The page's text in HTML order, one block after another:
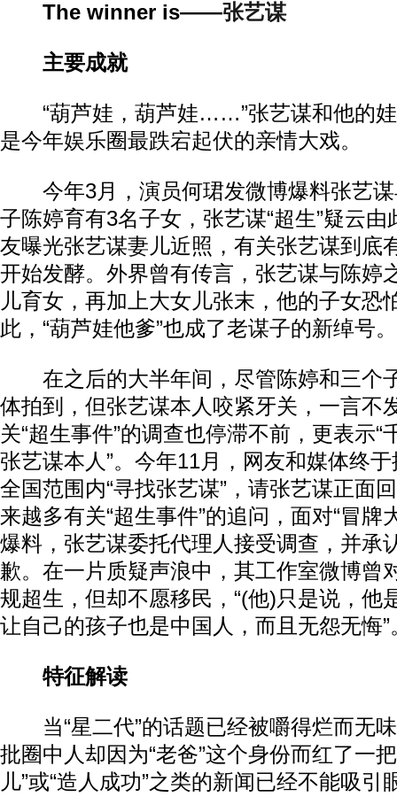
The winner is——张艺谋
主要成就
“葫芦娃，葫芦娃……”张艺谋和他的娃
是今年娱乐圈最跌宕起伏的亲情大戏。
今年3月，演员何珺发微博爆料张艺谋
子陈婷育有3名子女，张艺谋“超生”疑云
友曝光张艺谋妻儿近照，有关张艺谋到底
开始发酵。外界曾有传言，张艺谋与陈婷
儿育女，再加上大女儿张末，他的子女恐
此，“葫芦娃他爹”也成了老谋子的新绰号。
在之后的大半年间，尽管陈婷和三个
体拍到，但张艺谋本人咬紧牙关，一言不
关“超生事件”的调查也停滞不前，更表示“
张艺谋本人”。今年11月，网友和媒体终
全国范围内“寻找张艺谋”，请张艺谋正面
来越多有关“超生事件”的追问，面对“冒牌
爆料，张艺谋委托代理人接受调查，并承
歉。在一片质疑声浪中，其工作室微博曾
规超生，但却不愿移民，“(他)只是说，他
让自己的孩子也是中国人，而且无怨无悔”
特征解读
当“星二代”的话题已经被嚼得烂而无
批圈中人却因为“老爸”这个身份而红了一
儿”或“造人成功”之类的新闻已经不能吸